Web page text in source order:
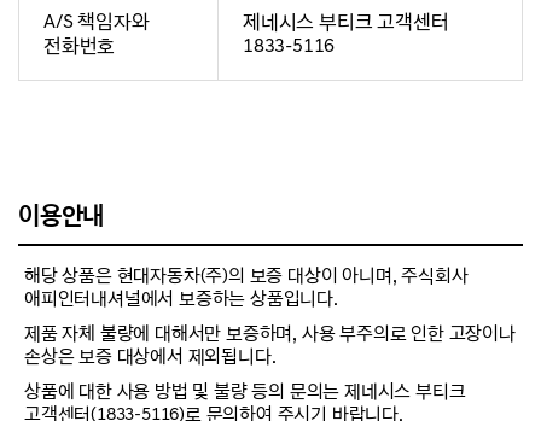
A/S 책임자와
전화번호
제네시스 부티크 고객센터
1833-5116
이용안내
해당 상품은 현대자동차(주)의 보증 대상이 아니며, 주식회사
애피인터내셔널에서 보증하는 상품입니다.
제품 자체 불량에 대해서만 보증하며, 사용 부주의로 인한 고장이나
손상은 보증 대상에서 제외됩니다.
상품에 대한 사용 방법 및 불량 등의 문의는 제네시스 부티크
고객센터(1833-5116)로 문의하여 주시기 바랍니다.